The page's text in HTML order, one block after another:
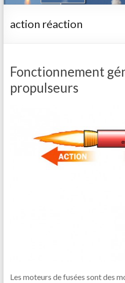
action réaction
Fonctionnement
propulseurs
Les moteurs de fusées sont des